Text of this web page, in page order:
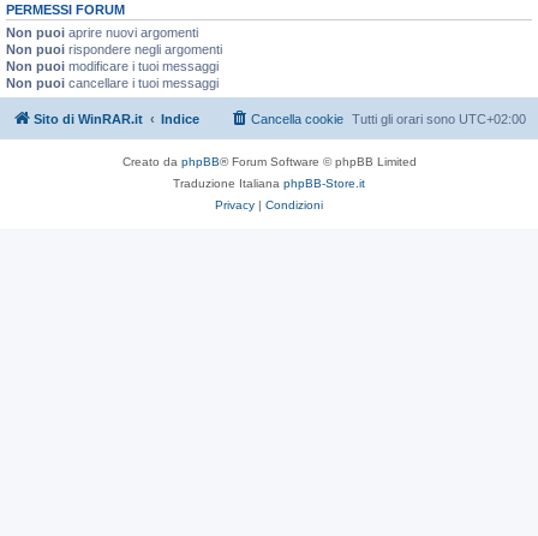
PERMESSI FORUM
Non puoi aprire nuovi argomenti
Non puoi rispondere negli argomenti
Non puoi modificare i tuoi messaggi
Non puoi cancellare i tuoi messaggi
Sito di WinRAR.it Indice Tutti gli orari sono UTC+02:00
Cancella cookie
Creato da phpBB® Forum Software © phpBB Limited
Traduzione Italiana phpBB-Store.it
Privacy | Condizioni